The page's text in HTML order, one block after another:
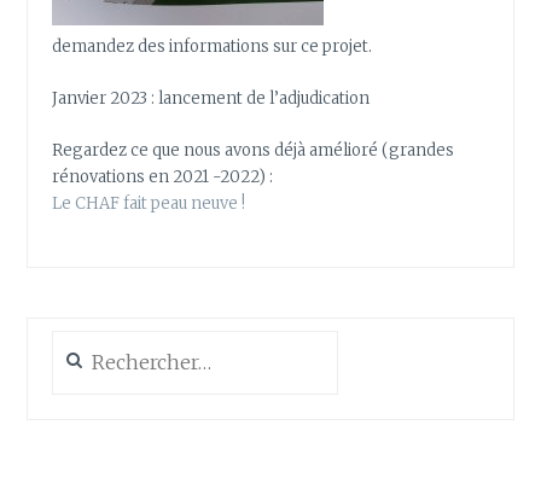
demandez des informations sur ce projet.
Janvier 2023 : lancement de l’adjudication
Regardez ce que nous avons déjà amélioré (grandes
rénovations en 2021 -2022) :
Le CHAF fait peau neuve !